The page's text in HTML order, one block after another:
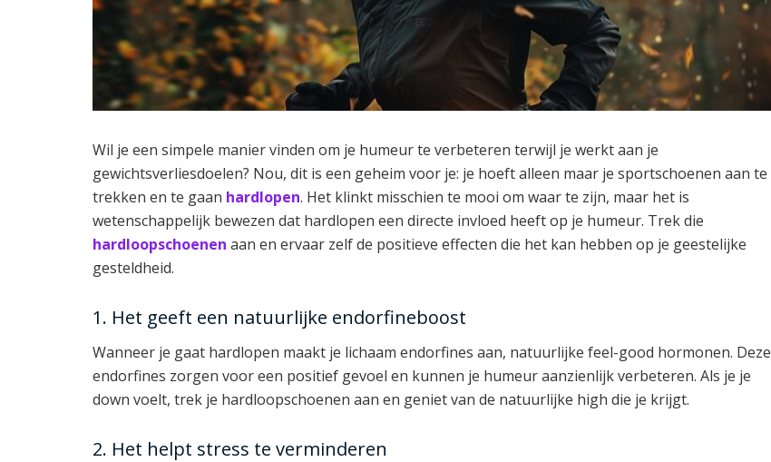
Wil je een simpele manier vinden om je humeur te verbeteren terwijl je werkt aan je
gewichtsverliesdoelen? Nou, dit is een geheim voor je: je hoeft alleen maar je sportschoenen aan te
trekken en te gaan hardlopen. Het klinkt misschien te mooi om waar te zijn, maar het is
wetenschappelijk bewezen dat hardlopen een directe invloed heeft op je humeur. Trek die
hardloopschoenen aan en ervaar zelf de positieve effecten die het kan hebben op je geestelijke
gesteldheid.
1. Het geeft een natuurlijke endorfineboost
Wanneer je gaat hardlopen maakt je lichaam endorfines aan, natuurlijke feel-good hormonen. Deze
endorfines zorgen voor een positief gevoel en kunnen je humeur aanzienlijk verbeteren. Als je je
down voelt, trek je hardloopschoenen aan en geniet van de natuurlijke high die je krijgt.
2. Het helpt stress te verminderen